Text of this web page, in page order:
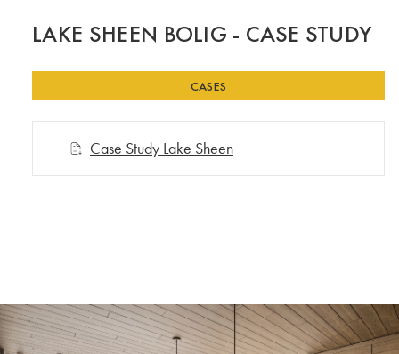
LAKE SHEEN BOLIG - CASE STUDY
CASES
Case Study Lake Sheen